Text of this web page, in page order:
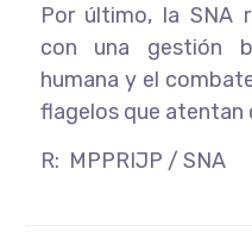
Por último, la SNA
con una gestión
humana y el
flagelos que atentan
R: MPPRIJP / SNA